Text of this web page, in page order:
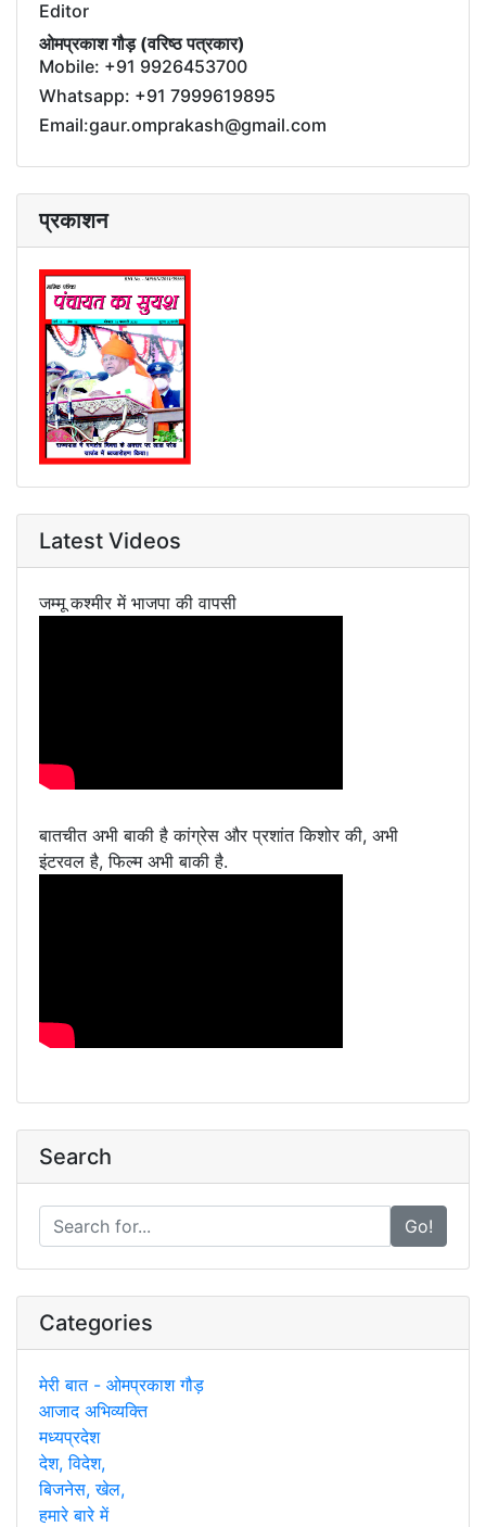
Editor
ओमप्रकाश गौड़ (वरिष्ठ पत्रकार)
Mobile: +91 9926453700
Whatsapp: +91 7999619895
Email:gaur.omprakash@gmail.com
प्रकाशन
Latest Videos
जम्मू कश्मीर में भाजपा की वापसी
बातचीत अभी बाकी है कांग्रेस और प्रशांत किशोर की, अभी
इंटरवल है, फिल्म अभी बाकी है.
Search
Go!
Categories
मेरी बात - ओमप्रकाश गौड़
आजाद अभिव्यक्ति
मध्यप्रदेश
देश, विदेश,
बिजनेस, खेल,
हमारे बारे में